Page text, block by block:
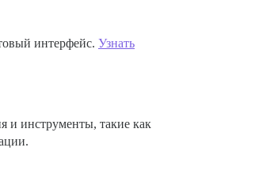
интерфейс. Узнать
и инструменты, такие как